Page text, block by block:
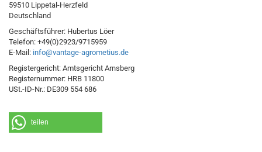
59510 Lippetal-Herzfeld
Deutschland
Geschäftsführer: Hubertus Löer
Telefon: +49(0)2923/9715959
E-Mail: info@vantage-agrometius.de
Registergericht: Amtsgericht Arnsberg
Registernummer: HRB 11800
USt.-ID-Nr.: DE309 554 686
teilen